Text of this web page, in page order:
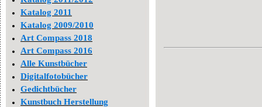
Katalog 2011
Katalog 2009/2010
Art Compass 2018
Art Compass 2016
Alle Kunstbücher
Digitalfotobücher
Gedichtbücher
Kunstbuch Herstellung